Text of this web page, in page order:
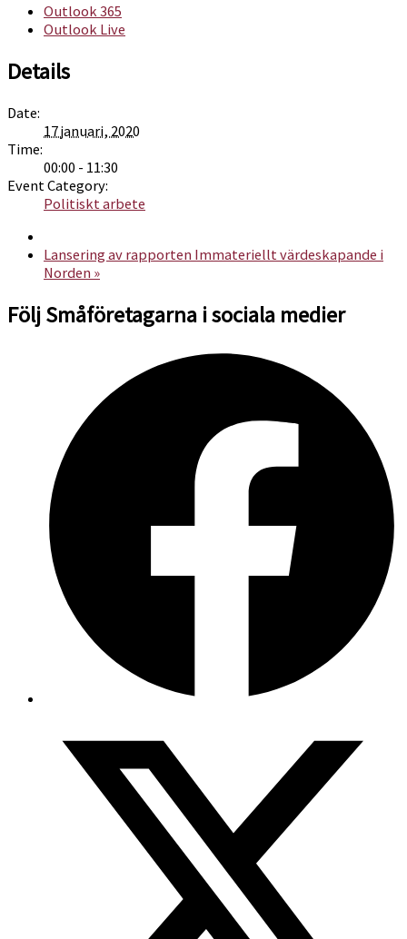
Outlook 365
Outlook Live
Details
Date:
17 januari, 2020
Time:
00:00 - 11:30
Event Category:
Politiskt arbete
Lansering av rapporten Immateriellt värdeskapande i
Norden »
Följ Småföretagarna i sociala medier